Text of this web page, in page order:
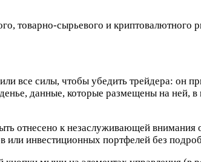
товарно-сырьевого и криптовалютного
все силы, чтобы убедить трейдера: он
данные, которые размещены на ней,
отнесено к незаслуживающей
или инвестиционных портфелей без